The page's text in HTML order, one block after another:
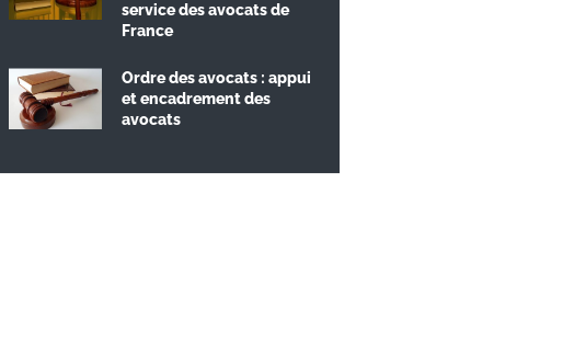
service des avocats de
France
Ordre des avocats : appui
et encadrement des
avocats